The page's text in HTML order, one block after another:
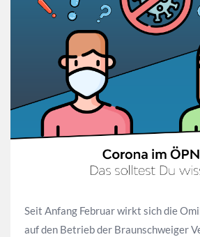
Seit Anfang Februar wirkt sich die
auf den Betrieb der Braunschweiger